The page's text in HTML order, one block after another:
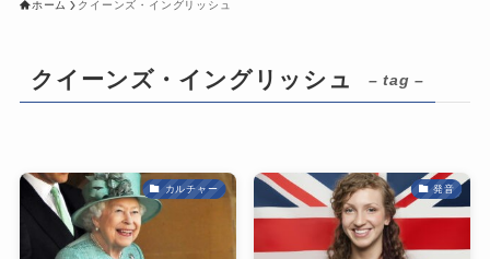
ホーム クイーンズ・イングリッシュ
クイーンズ・イングリッシュ – tag –
カルチャー 発音